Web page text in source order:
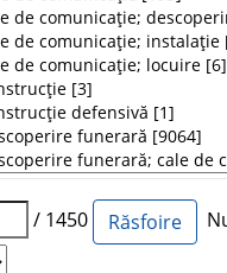
/ 1450